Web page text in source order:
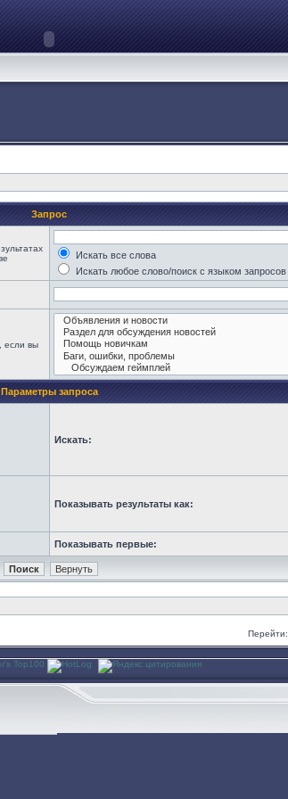
Запрос
Искать все слова
Искать любое слово/поиск с языком запросов
если вы
Параметры запроса
Искать:
Показывать результаты как:
Показывать первые:
Перейти: